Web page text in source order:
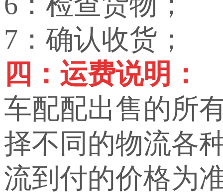
7：确认收货；
四：运费说明：
车配配出售的所
择不同的物流各
流到付的价格为